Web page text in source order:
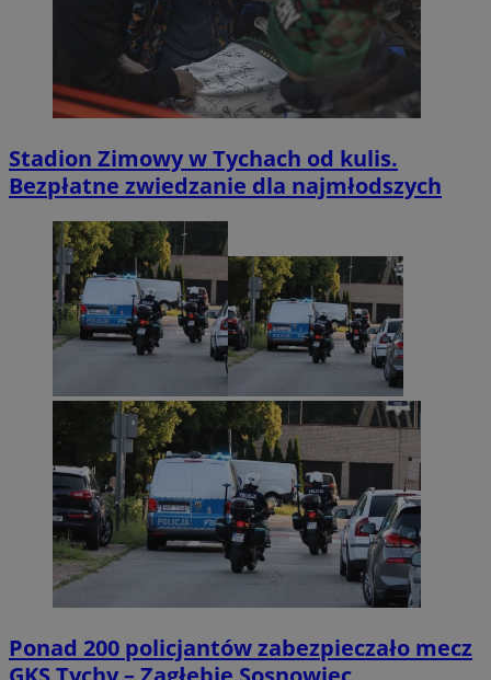
Stadion Zimowy w Tychach od kulis.
Bezpłatne zwiedzanie dla najmłodszych
Ponad 200 policjantów zabezpieczało mecz